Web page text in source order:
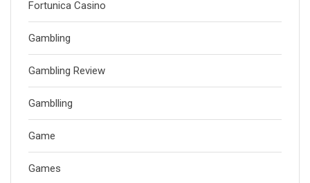
Fortunica Casino
Gambling
Gambling Review
Gamblling
Game
Games